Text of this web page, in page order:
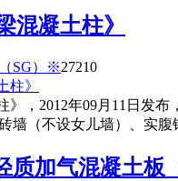
混凝土柱》
SG）※27210
》，2012年09月11日发
墙（不设女儿墙）、实
质加气混凝土板